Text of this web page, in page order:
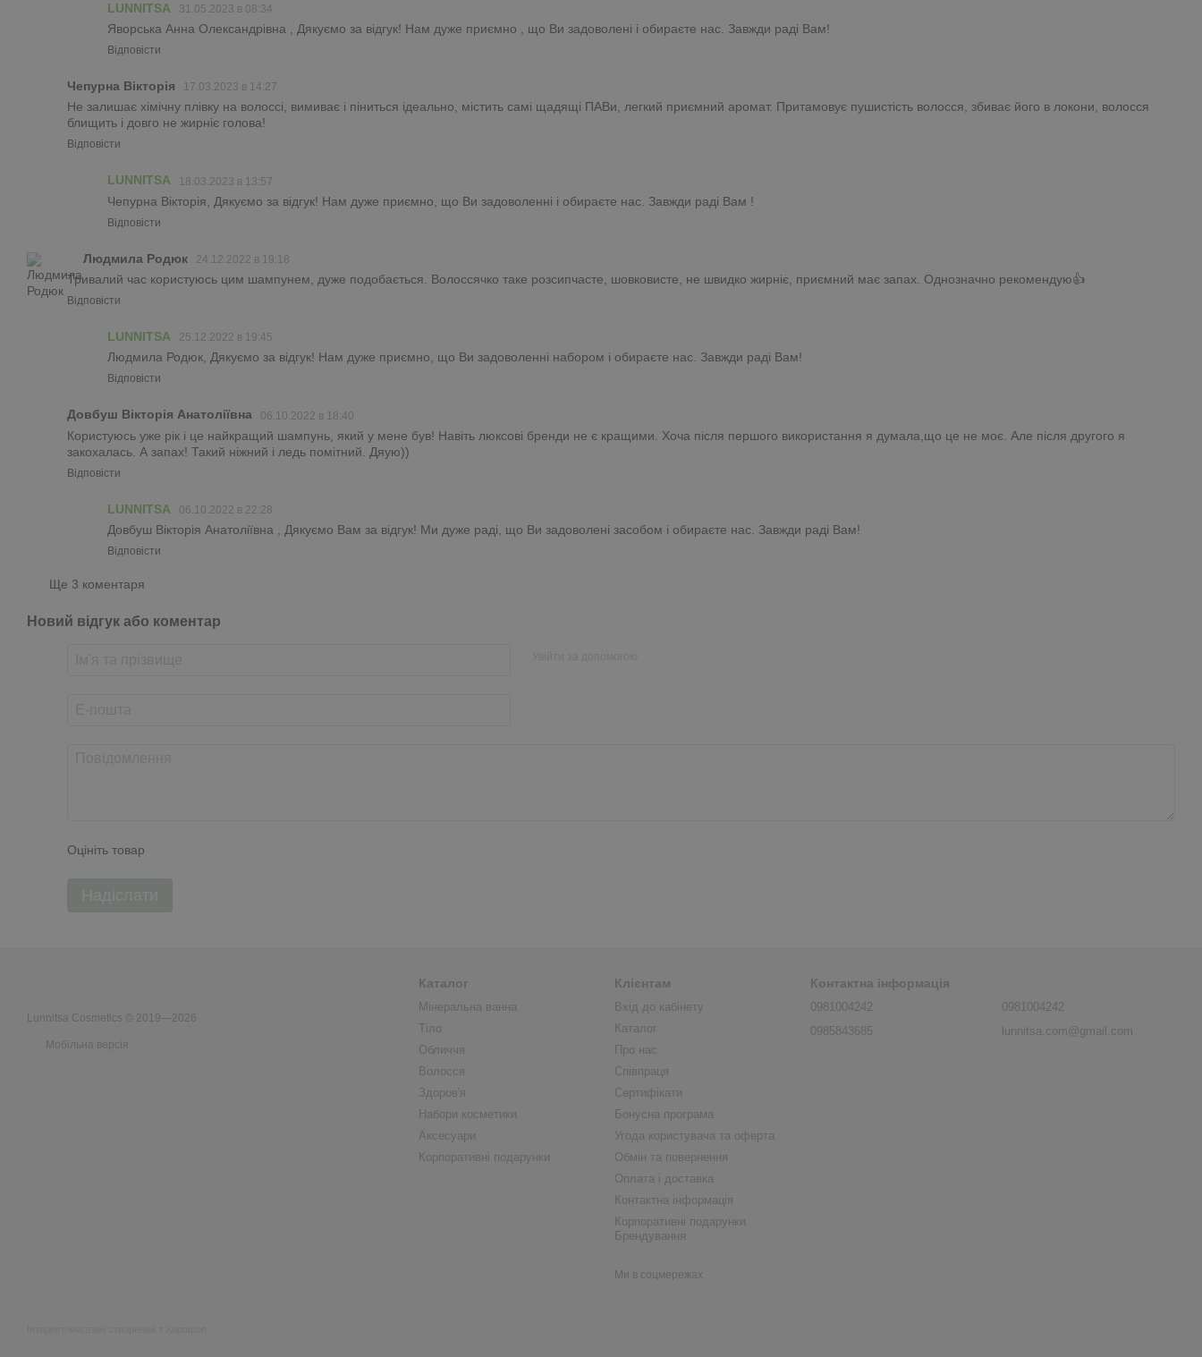
LUNNITSA 31.05.2023 в 08:34
Яворська Анна Олександрівна , Дякуємо за відгук! Нам дуже приємно , що Ви задоволені і обираєте нас. Завжди раді Вам!
Відповісти
Чепурна Вікторія 17.03.2023 в 14:27
Не залишає хімічну плівку на волоссі, вимиває і піниться ідеально, містить самі щадящі ПАВи, легкий приємний аромат. Притамовує пушистість волосся, збиває його в локони, волосся
блищить і довго не жирніє голова!
Відповісти
LUNNITSA 18.03.2023 в 13:57
Чепурна Вікторія, Дякуємо за відгук! Нам дуже приємно, що Ви задоволенні і обираєте нас. Завжди раді Вам !
Відповісти
Людмила Родюк 24.12.2022 в 19:18
Тривалий час користуюсь цим шампунем, дуже подобається. Волоссячко таке розсипчасте, шовковисте, не швидко жирніє, приємний має запах. Однозначно рекомендую👍
Відповісти
LUNNITSA 25.12.2022 в 19:45
Людмила Родюк, Дякуємо за відгук! Нам дуже приємно, що Ви задоволенні набором і обираєте нас. Завжди раді Вам!
Відповісти
Довбуш Вікторія Анатоліївна 06.10.2022 в 18:40
Користуюсь уже рік і це найкращий шампунь, який у мене був! Навіть люксові бренди не є кращими. Хоча після першого використання я думала,що це не моє. Але після другого я
закохалась. А запах! Такий ніжний і ледь помітний. Дяую))
Відповісти
LUNNITSA 06.10.2022 в 22:28
Довбуш Вікторія Анатоліївна , Дякуємо Вам за відгук! Ми дуже раді, що Ви задоволені засобом і обираєте нас. Завжди раді Вам!
Відповісти
Ще 3 коментаря
Новий відгук або коментар
Оцініть товар
Lunnitsa Cosmetics © 2019—2026
Мобільна версія
Каталог
Мінеральна ванна
Тіло
Обличчя
Волосся
Здоров'я
Набори косметики
Аксесуари
Корпоративні подарунки
Клієнтам
Вхід до кабінету
Каталог
Про нас
Співпраця
Сертифікати
Бонусна програма
Угода користувача та оферта
Обмін та повернення
Оплата і доставка
Контактна інформація
Корпоративні подарунки
Брендування
Ми в соцмережах
Контактна інформація
0981004242
0985843685
0981004242
lunnitsa.com@gmail.com